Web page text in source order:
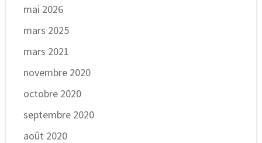
mai 2026
mars 2025
mars 2021
novembre 2020
octobre 2020
septembre 2020
août 2020